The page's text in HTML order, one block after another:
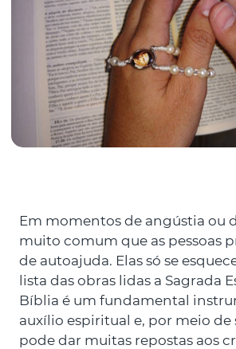
Em momentos de angústia ou
muito comum que as pessoas
de autoajuda. Elas só se
lista das obras lidas a Sagrada
Bíblia é um fundamental
auxílio espiritual e, por meio de
pode dar muitas repostas aos